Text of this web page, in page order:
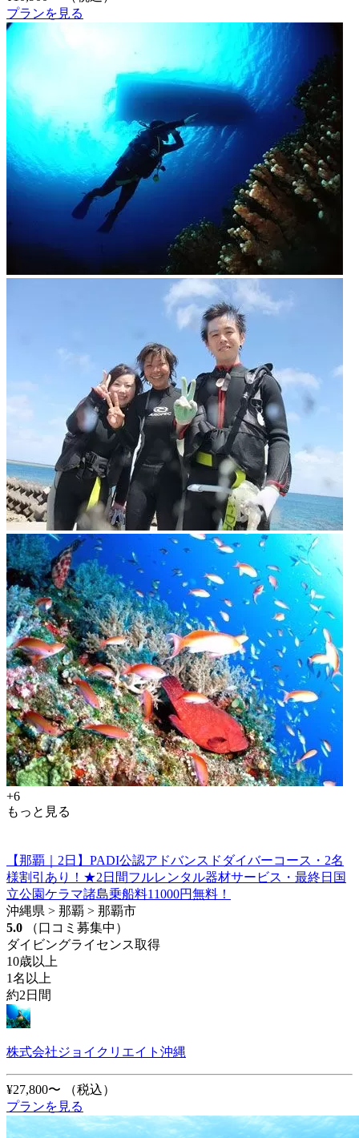
プランを見る
+6
もっと見る
【那覇｜2日】PADI公認アドバンスドダイバーコース・2名
様割引あり！★2日間フルレンタル器材サービス・最終日国
立公園ケラマ諸島乗船料11000円無料！
沖縄県 > 那覇 > 那覇市
5.0
（口コミ募集中）
ダイビングライセンス取得
10歳以上
1名以上
約2日間
株式会社ジョイクリエイト沖縄
¥27,800〜
（税込）
プランを見る